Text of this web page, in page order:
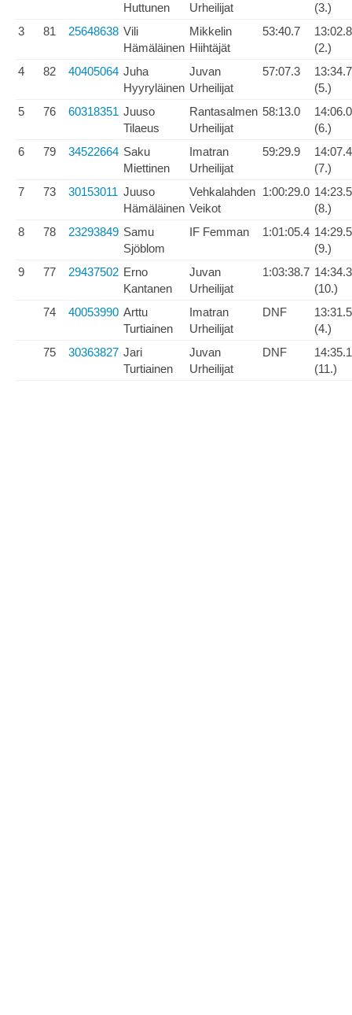
Huttunen
Urheilijat
(3.)
3
81 25648638 Vili
Hämäläinen
Mikkelin
Hiihtäjät
53:40.7
13:02.8
(2.)
4
82 40405064 Juha
Hyyryläinen
Juvan
Urheilijat
57:07.3
13:34.7
(5.)
5
76 60318351 Juuso
Tilaeus
Rantasalmen
Urheilijat
58:13.0
14:06.0
(6.)
6
79 34522664 Saku
Miettinen
Imatran
Urheilijat
59:29.9
14:07.4
(7.)
7
73 30153011 Juuso
Hämäläinen
Vehkalahden
Veikot
1:00:29.0 14:23.5
(8.)
8
78 23293849 Samu
Sjöblom
IF Femman 1:01:05.4 14:29.5
(9.)
9
77 29437502 Erno
Kantanen
Juvan
Urheilijat
1:03:38.7 14:34.3
(10.)
74
40053990 Arttu
Turtiainen
Imatran
Urheilijat
DNF
13:31.5
(4.)
75
30363827 Jari
Turtiainen
Juvan
Urheilijat
DNF
14:35.1
(11.)